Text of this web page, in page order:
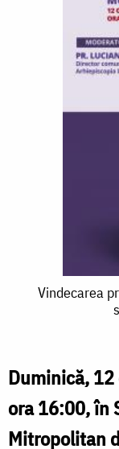
Vindecarea
Sfaturi
pentru
tămăduire
Vindecarea
Duminică,
ora 16:00, în
Mitropolitan